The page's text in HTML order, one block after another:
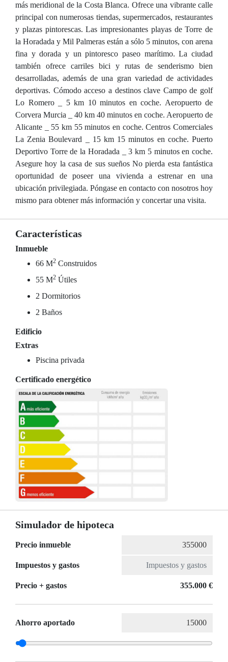
más meridional de la Costa Blanca. Ofrece una vibrante calle
principal con numerosas tiendas, supermercados, restaurantes
y plazas pintorescas. Las impresionantes playas de Torre de
la Horadada y Mil Palmeras están a sólo 5 minutos, con arena
fina y dorada y un pintoresco paseo marítimo. La ciudad
también ofrece carriles bici y rutas de senderismo bien
desarrolladas, además de una gran variedad de actividades
deportivas. Cómodo acceso a destinos clave Campo de golf
Lo Romero _ 5 km 10 minutos en coche. Aeropuerto de
Corvera Murcia _ 40 km 40 minutos en coche. Aeropuerto de
Alicante _ 55 km 55 minutos en coche. Centros Comerciales
La Zenia Boulevard _ 15 km 15 minutos en coche. Puerto
Deportivo Torre de la Horadada _ 3 km 5 minutos en coche.
Asegure hoy la casa de sus sueños No pierda esta fantástica
oportunidad de poseer una vivienda a estrenar en una
ubicación privilegiada. Póngase en contacto con nosotros hoy
mismo para obtener más información y concertar una visita.
Características
Inmueble
66 M2 Construidos
55 M2 Útiles
2 Dormitorios
2 Baños
Edificio
Extras
Piscina privada
Certificado energético
Simulador de hipoteca
Precio inmueble
Impuestos y gastos
Precio + gastos 355.000 €
Ahorro aportado